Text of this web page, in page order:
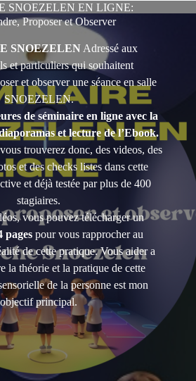
SNOEZELEN EN LIGNE:
Proposer et Observer
SNOEZELEN Adressé aux
et particuliers qui souhaitent
et observer une séance en salle
SNOEZELEN.
de séminaire en ligne avec la
et lecture de l’Ebook.
trouverez donc, des videos, des
et des checks listes dans cette
et déjà testée par plus de 400
stagiaires.
vous pouvez télécharger un
pages pour vous rapprocher au
de cette pratique. Vous aider a
la théorie et la pratique de cette
de la personne est mon
objectif principal.